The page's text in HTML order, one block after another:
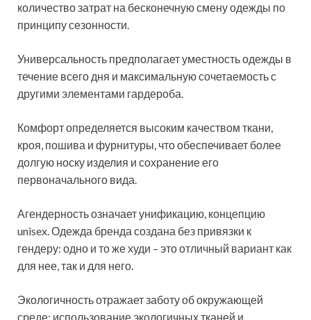
количество затрат на бесконечную смену одежды по
принципу сезонности.
Универсальность предполагает уместность одежды в
течение всего дня и максимальную сочетаемость с
другими элементами гардероба.
Комфорт определяется высоким качеством ткани,
кроя, пошива и фурнитуры, что обеспечивает более
долгую носку изделия и сохранение его
первоначального вида.
Агендерность означает унификацию, концепцию
unisex. Одежда бренда создана без привязки к
гендеру: одно и то же худи – это отличный вариант как
для нее, так и для него.
Экологичность отражает заботу об окружающей
среде: использование экологичных тканей и